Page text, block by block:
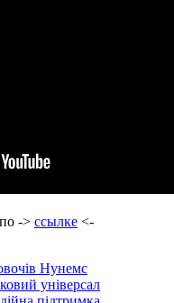
-> ссылке <-
Нунемс
універсал